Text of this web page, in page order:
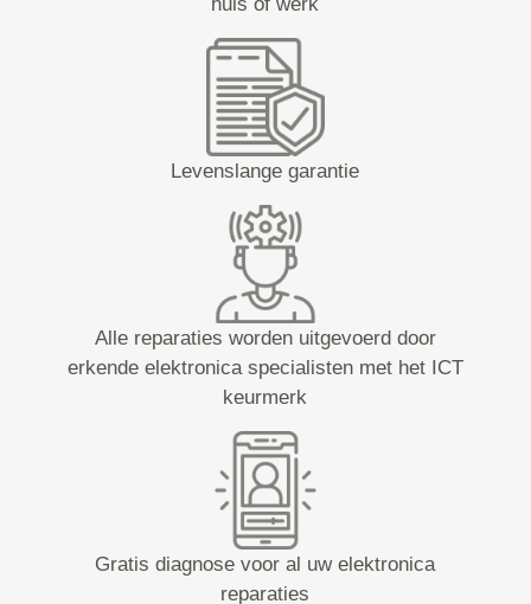
Levenslange garantie
Alle reparaties worden uitgevoerd door
erkende elektronica specialisten met het ICT
keurmerk
Gratis diagnose voor al uw elektronica
reparaties